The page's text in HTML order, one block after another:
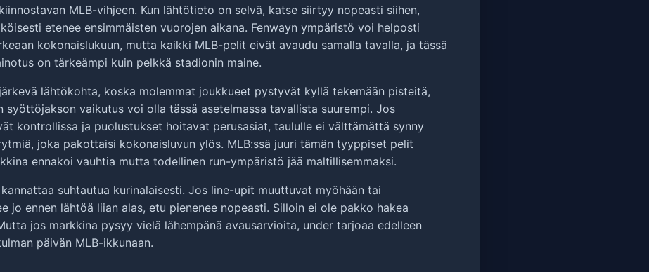
MLB-vihjeen. Kun lähtötieto on selvä, katse siirtyy nopeasti siihen,
etenee ensimmäisten vuorojen aikana. Fenwayn ympäristö voi helposti
kokonaislukuun, mutta kaikki MLB-pelit eivät avaudu samalla tavalla, ja tässä
on tärkeämpi kuin pelkkä stadionin maine.
lähtökohta, koska molemmat joukkueet pystyvät kyllä tekemään pisteitä,
syöttöjakson vaikutus voi olla tässä asetelmassa tavallista suurempi. Jos
kontrollissa ja puolustukset hoitavat perusasiat, taululle ei välttämättä synny
joka pakottaisi kokonaisluvun ylös. MLB:ssä juuri tämän tyyppiset pelit
ennakoi vauhtia mutta todellinen run-ympäristö jää maltillisemmaksi.
suhtautua kurinalaisesti. Jos line-upit muuttuvat myöhään tai
jo ennen lähtöä liian alas, etu pienenee nopeasti. Silloin ei ole pakko hakea
jos markkina pysyy vielä lähempänä avausarvioita, under tarjoaa edelleen
päivän MLB-ikkunaan.